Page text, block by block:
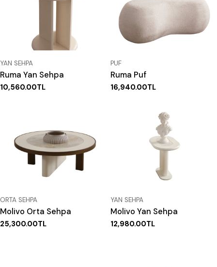
TIP:
YAN SEHPA
Ruma Yan Sehpa
Normal
10,560.00TL
TIP:
PUF
Ruma Puf
Normal
16,940.00TL
TIP:
ORTA SEHPA
Molivo Orta Sehpa
Normal
25,300.00TL
TIP:
YAN SEHPA
Molivo Yan Sehpa
Normal
12,980.00TL